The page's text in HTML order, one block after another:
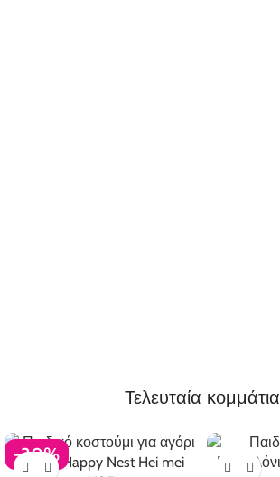
Τελευταία κομμάτια
-30%